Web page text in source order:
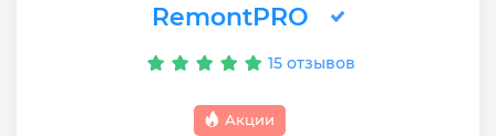
RemontPRO
15 отзывов
Акции